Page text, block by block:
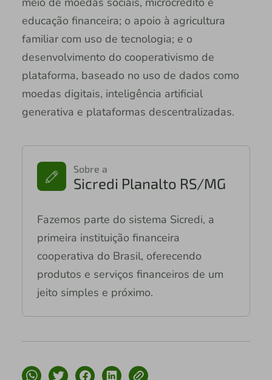
educação financeira; o apoio à agricultura
familiar com uso de tecnologia; e o
desenvolvimento do cooperativismo de
plataforma, baseado no uso de dados como
moedas digitais, inteligência artificial
generativa e plataformas descentralizadas.
Sobre a
Sicredi Planalto RS/MG
Fazemos parte do sistema Sicredi, a
primeira instituição financeira
cooperativa do Brasil, oferecendo
produtos e serviços financeiros de um
jeito simples e próximo.